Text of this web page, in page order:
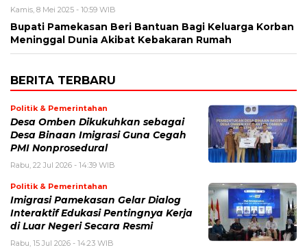
Kamis, 8 Mei 2025 - 10:59 WIB
Bupati Pamekasan Beri Bantuan Bagi Keluarga Korban
Meninggal Dunia Akibat Kebakaran Rumah
BERITA TERBARU
Politik & Pemerintahan
Desa Omben Dikukuhkan sebagai
Desa Binaan Imigrasi Guna Cegah
PMI Nonprosedural
Rabu, 22 Jul 2026 - 14:39 WIB
Politik & Pemerintahan
Imigrasi Pamekasan Gelar Dialog
Interaktif Edukasi Pentingnya Kerja
di Luar Negeri Secara Resmi
Rabu, 15 Jul 2026 - 14:23 WIB